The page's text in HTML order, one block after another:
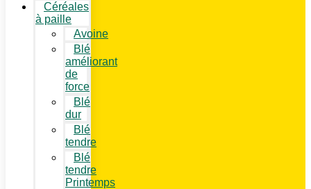
Céréales
à paille
Avoine
Blé
améliorant
de
force
Blé
dur
Blé
tendre
Blé
tendre
Printemps